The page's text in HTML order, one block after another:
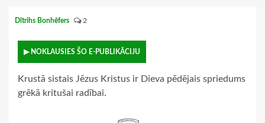
Dītrihs Bonhēfers 2
▶ NOKLAUSIES ŠO E-PUBLIKĀCIJU
Krustā sistais Jēzus Kristus ir Dieva pēdējais spriedums
grēkā kritušai radībai.